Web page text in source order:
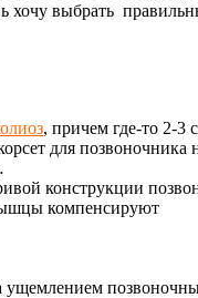
хочу выбрать
, причем где-то 2-3
для
конструкции
компенсируют